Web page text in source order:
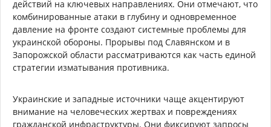
действий на ключевых направлениях. Они отмечают, что
комбинированные атаки в глубину и одновременное
давление на фронте создают системные проблемы для
украинской обороны. Прорывы под Славянском и в
Запорожской области рассматриваются как часть единой
стратегии изматывания противника.
Украинские и западные источники чаще акцентируют
внимание на человеческих жертвах и повреждениях
гражданской инфраструктуры. Они фиксируют запросы